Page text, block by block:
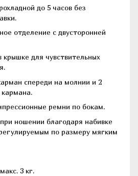
до 5 часов без
отделение с двусторонней
крышке для чувствительных
спереди на молнии и 2
кармана.
ремни по бокам.
ношении благодаря набивке
по размеру мягким
3 кг.